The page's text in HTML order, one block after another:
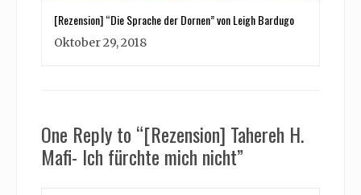
[Rezension] “Die Sprache der Dornen” von Leigh Bardugo
Oktober 29, 2018
One Reply to “[Rezension] Tahereh H.
Mafi- Ich fürchte mich nicht”